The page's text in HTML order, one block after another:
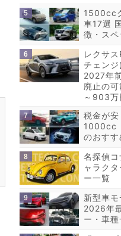
1500cc
車17選
徴・ス
レクサ
チェン
2027年
廃止の
～903万
税金が
1000cc
のおす
名探偵コ
ャラク
ー一覧
新型車
2026年
ー・車種